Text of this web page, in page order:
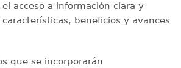
acceso a información clara y
beneficios y avances
que se incorporarán